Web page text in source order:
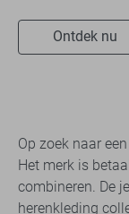
Ontdek nu
Op zoek naar
Het merk is
combineren. De
herenkleding